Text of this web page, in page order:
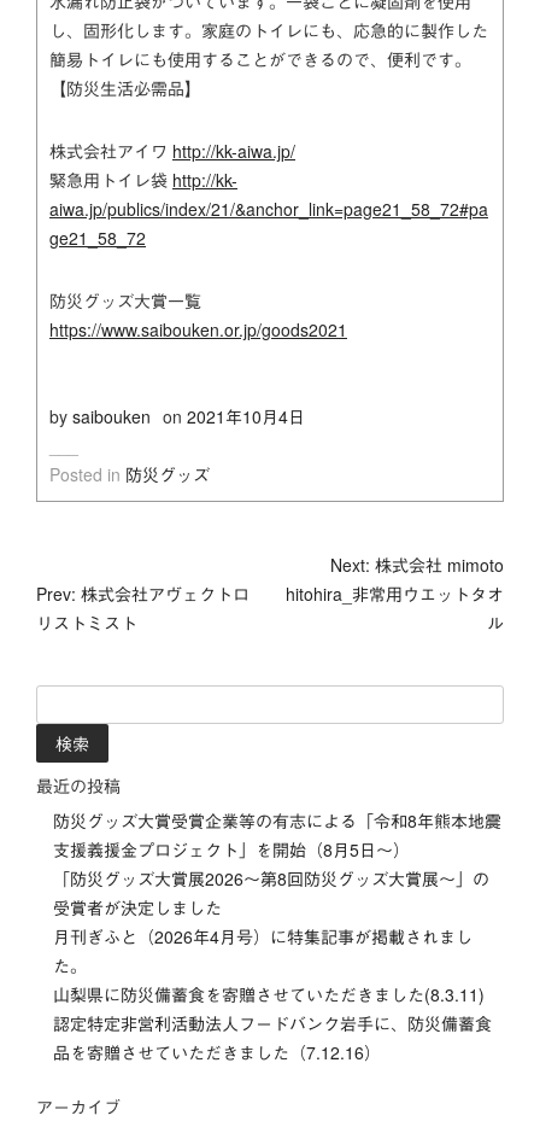
し、固形化します。家庭のトイレにも、応急的に製作した
簡易トイレにも使用することができるので、便利です。
【防災生活必需品】
株式会社アイワ http://kk-aiwa.jp/
緊急用トイレ袋 http://kk-
aiwa.jp/publics/index/21/&anchor_link=page21_58_72#pa
ge21_58_72
防災グッズ大賞一覧
https://www.saibouken.or.jp/goods2021
by saibouken on 2021年10月4日
Posted in 防災グッズ
投
稿
ナ
ビ
ゲ
ー
シ
ョ
ン
Prev: 株式会社アヴェクトロ
リストミスト
Next: 株式会社 mimoto
hitohira_非常用ウエットタオ
ル
索:
最近の投稿
防災グッズ大賞受賞企業等の有志による「令和8年熊本地震
支援義援金プロジェクト」を開始（8月5日～）
「防災グッズ⼤賞展2026〜第8回防災グッズ⼤賞展〜」の
受賞者が決定しました
月刊ぎふと（2026年4月号）に特集記事が掲載されまし
た。
山梨県に防災備蓄食を寄贈させていただきました(8.3.11)
認定特定非営利活動法人フードバンク岩手に、防災備蓄食
品を寄贈させていただきました（7.12.16）
アーカイブ